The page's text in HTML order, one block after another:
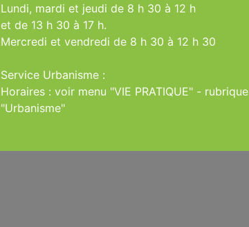
Lundi, mardi et jeudi de 8 h 30 à 12 h
et de 13 h 30 à 17 h.
Mercredi et vendredi de 8 h 30 à 12 h 30
Service Urbanisme :
Horaires : voir menu "VIE PRATIQUE" - rubrique
"Urbanisme"